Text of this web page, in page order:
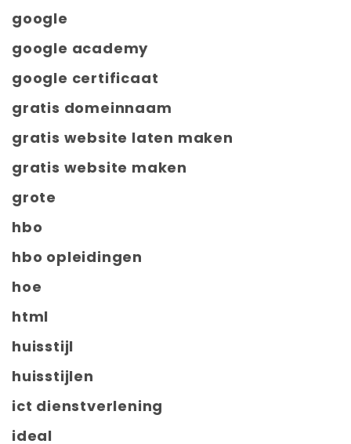
google
google academy
google certificaat
gratis domeinnaam
gratis website laten maken
gratis website maken
grote
hbo
hbo opleidingen
hoe
html
huisstijl
huisstijlen
ict dienstverlening
ideal